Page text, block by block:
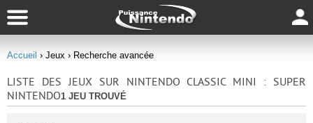
Accueil › Jeux › Recherche avancée
LISTE DES JEUX SUR NINTENDO CLASSIC MINI : SUPER
NINTENDO1 JEU TROUVÉ